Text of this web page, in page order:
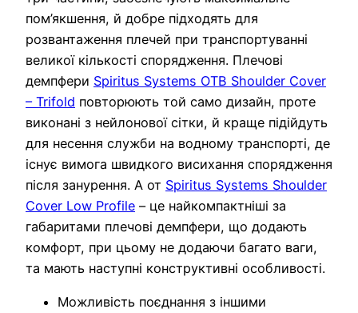
пом’якшення, й добре підходять для
розвантаження плечей при транспортуванні
великої кількості спорядження. Плечові
демпфери Spiritus Systems OTB Shoulder Cover
– Trifold повторюють той само дизайн, проте
виконані з нейлонової сітки, й краще підійдуть
для несення служби на водному транспорті, де
існує вимога швидкого висихання спорядження
після занурення. А от Spiritus Systems Shoulder
Cover Low Profile – це найкомпактніші за
габаритами плечові демпфери, що додають
комфорт, при цьому не додаючи багато ваги,
та мають наступні конструктивні особливості.
Можливість поєднання з іншими